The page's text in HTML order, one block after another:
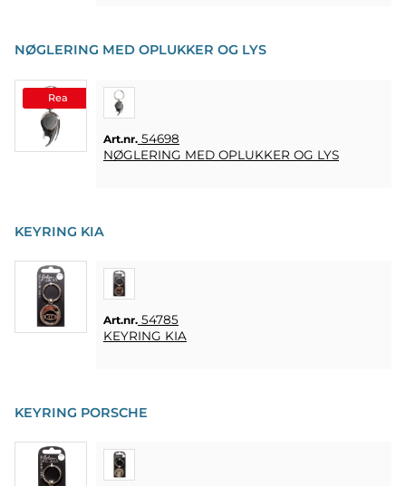
IND
Rea
NØGLERING MED OPLUKKER OG LYS
Art.nr. 54698
NØGLERING MED OPLUKKER OG LYS
KEYRING KIA
Art.nr. 54785
KEYRING KIA
KEYRING PORSCHE